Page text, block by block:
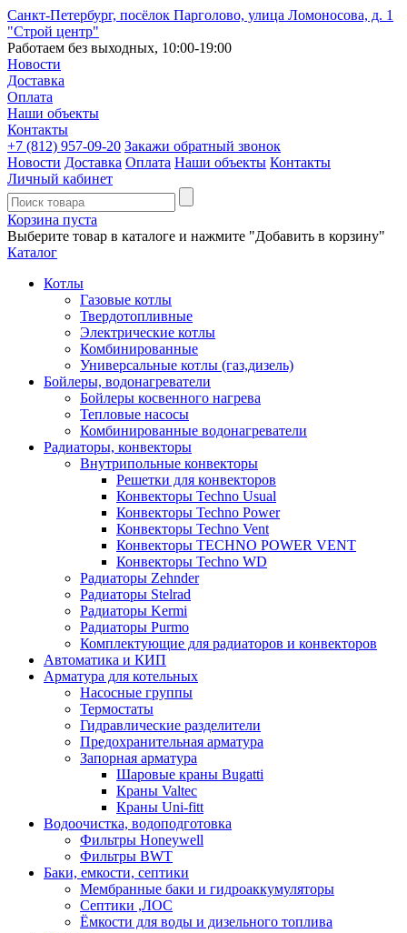
Санкт-Петербург, посёлок Парголово, улица Ломоносова, д. 1
"Строй центр"
Работаем без выходных, 10:00-19:00
Новости
Доставка
Оплата
Наши объекты
Контакты
+7 (812) 957-09-20 Закажи обратный звонок
Новости Доставка Оплата Наши объекты Контакты
Личный кабинет
Корзина пуста
Выберите товар в каталоге и нажмите "Добавить в корзину"
Каталог
Котлы
Газовые котлы
Твердотопливные
Электрические котлы
Комбинированные
Универсальные котлы (газ,дизель)
Бойлеры, водонагреватели
Бойлеры косвенного нагрева
Тепловые насосы
Комбинированные водонагреватели
Радиаторы, конвекторы
Внутрипольные конвекторы
Решетки для конвекторов
Конвекторы Techno Usual
Конвекторы Techno Power
Конвекторы Techno Vent
Конвекторы TECHNO POWER VENT
Конвекторы Techno WD
Радиаторы Zehnder
Радиаторы Stelrad
Радиаторы Kermi
Радиаторы Purmo
Комплектующие для радиаторов и конвекторов
Автоматика и КИП
Арматура для котельных
Насосные группы
Термостаты
Гидравлические разделители
Предохранительная арматура
Запорная арматура
Шаровые краны Bugatti
Краны Valtec
Краны Uni-fitt
Водоочистка, водоподготовка
Фильтры Honeywell
Фильтры BWT
Баки, емкости, септики
Мембранные баки и гидроаккумуляторы
Септики ,ЛОС
Ёмкости для воды и дизельного топлива